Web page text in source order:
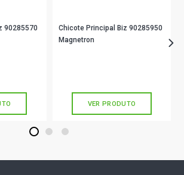
Chicote Principal Biz 90285950
Magnetron
VER PRODUTO
1 2 3